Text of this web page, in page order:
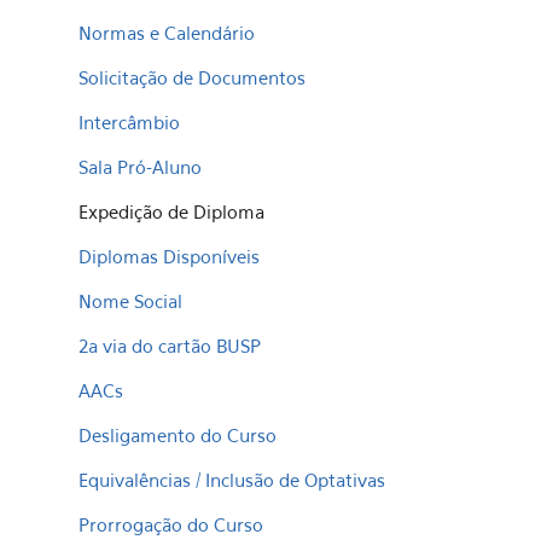
Normas e Calendário
Solicitação de Documentos
Intercâmbio
Sala Pró-Aluno
Expedição de Diploma
Diplomas Disponíveis
Nome Social
2a via do cartão BUSP
AACs
Desligamento do Curso
Equivalências / Inclusão de Optativas
Prorrogação do Curso